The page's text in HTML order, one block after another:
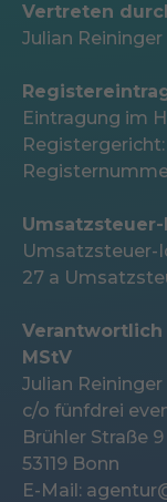
Vertreten
Julian
Eintragung im
Umsatzsteuer-
Umsatzsteuer-
27 a
Verantwortlich
MStV
Julian Reininger
c/o fünfdrei
Brühler Straße 9
53119 Bonn
E-Mail: